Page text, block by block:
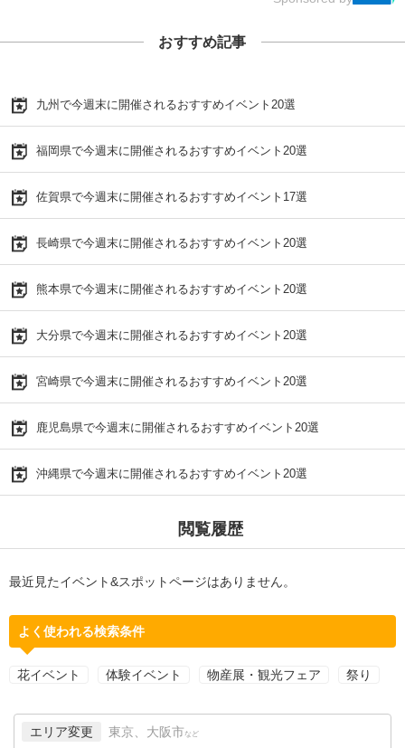
おすすめ記事
九州で今週末に開催されるおすすめイベント20選
福岡県で今週末に開催されるおすすめイベント20選
佐賀県で今週末に開催されるおすすめイベント17選
長崎県で今週末に開催されるおすすめイベント20選
熊本県で今週末に開催されるおすすめイベント20選
大分県で今週末に開催されるおすすめイベント20選
宮崎県で今週末に開催されるおすすめイベント20選
鹿児島県で今週末に開催されるおすすめイベント20選
沖縄県で今週末に開催されるおすすめイベント20選
閲覧履歴
最近見たイベント&スポットページはありません。
よく使われる検索条件
花イベント 体験イベント 物産展・観光フェア 祭り
エリア変更 東京、大阪市 など